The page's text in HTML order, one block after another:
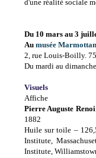
d'une réalité sociale
Du 10 mars au 3
Au musée
2, rue Louis-Boilly.
Du mardi au
Visuels
Affiche
Pierre Auguste
1882
Huile sur toile –
Institute,
Institute,